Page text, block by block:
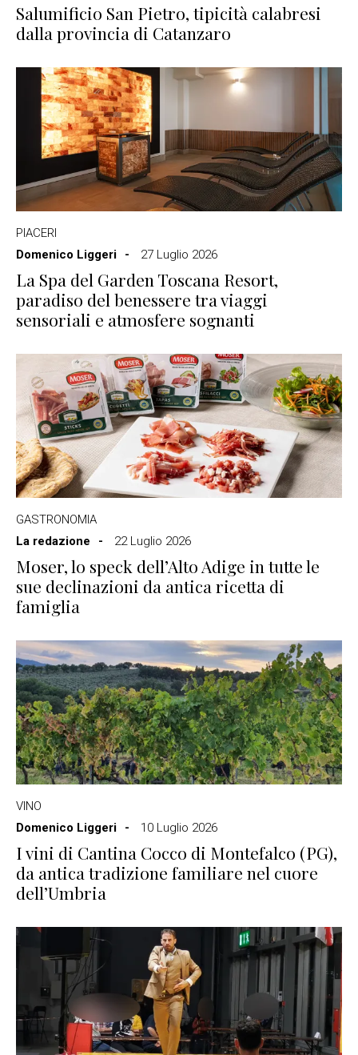
Salumificio San Pietro, tipicità calabresi
dalla provincia di Catanzaro
PIACERI
Domenico Liggeri
27 Luglio 2026
La Spa del Garden Toscana Resort,
paradiso del benessere tra viaggi
sensoriali e atmosfere sognanti
GASTRONOMIA
La redazione
22 Luglio 2026
Moser, lo speck dell’Alto Adige in tutte le
sue declinazioni da antica ricetta di
famiglia
VINO
Domenico Liggeri
10 Luglio 2026
I vini di Cantina Cocco di Montefalco (PG),
da antica tradizione familiare nel cuore
dell’Umbria